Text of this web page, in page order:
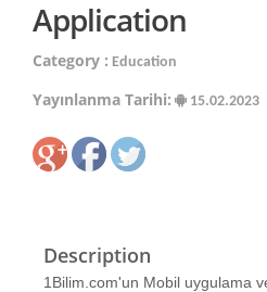
Application
Category : Education
Yayınlanma Tarihi: 15.02.2023
Description
1Bilim.com'un Mobil uygulama